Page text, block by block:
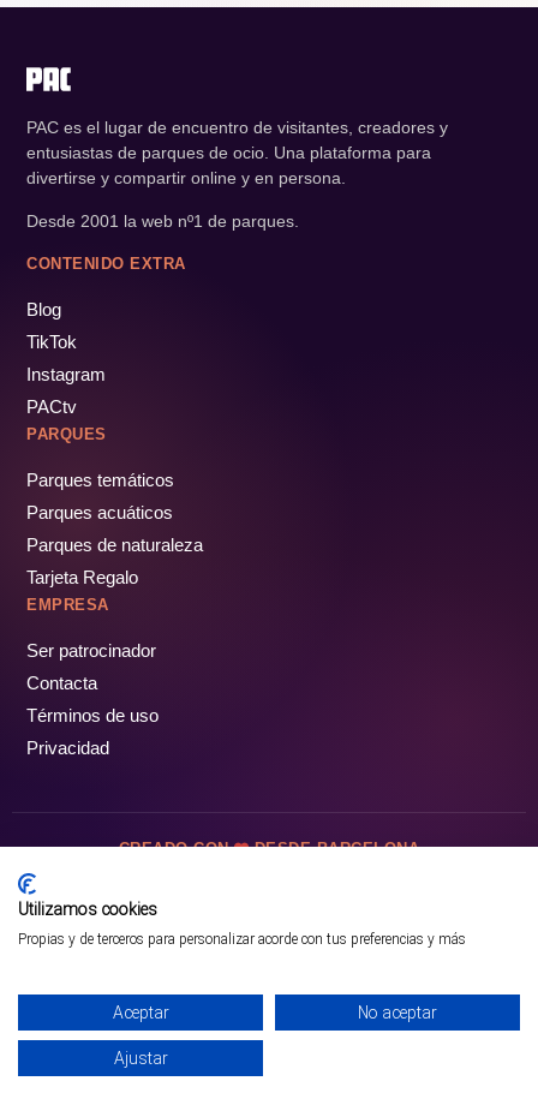
¡PÁSALO!
PAC es el lugar de encuentro de visitantes, creadores y
entusiastas de parques de ocio. Una plataforma para
divertirse y compartir online y en persona.
Desde 2001 la web nº1 de parques.
CONTENIDO EXTRA
Blog
TikTok
Instagram
PACtv
PARQUES
Parques temáticos
Parques acuáticos
Parques de naturaleza
Tarjeta Regalo
EMPRESA
Ser patrocinador
Contacta
Términos de uso
Privacidad
CREADO CON DESDE BARCELONA
Utilizamos cookies
Propias y de terceros para personalizar acorde con tus preferencias y más
Aceptar No aceptar
Ajustar